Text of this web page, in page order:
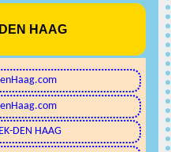
HAAG
DEN HAAG